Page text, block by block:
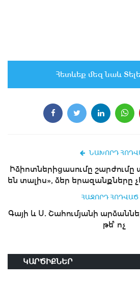
Հետևեք մեզ նաև
ՆԱԽՈՐԴ
Իձիոտներիցասումը շարժումը
են տալիս», ձեր երազանքները
ՀԱՋՈՐԴ ՀՈԴՎԱԾ
Գայի և Ս. Շահումյանի
թե՞ ոչ
ԿԱՐԾԻՔՆԵՐ